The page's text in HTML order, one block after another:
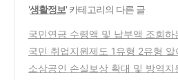
'생활정보' 카테고리의 다른 글
국민연금 수령액 및 납부액 조회하
국민 취업지원제도 1유형 2유형 알
소상공인 손실보상 확대 및 방역지